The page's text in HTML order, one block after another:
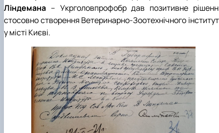
Ліндемана – Укрголовпрофобр дав позитивне
стосовно створення Ветеринарно-Зоотехнічного
у місті Києві.